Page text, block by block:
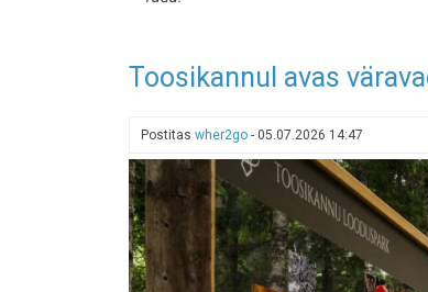
Toosikannul avas
Postitas wher2go - 05.07.2026 14:47